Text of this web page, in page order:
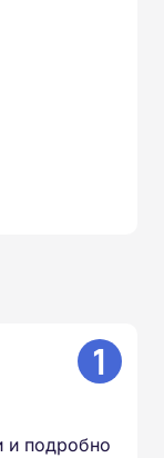
1
и подробно